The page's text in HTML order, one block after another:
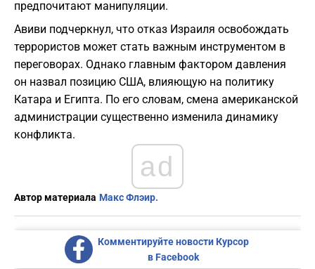
предпочитают манипуляции.
Авиви подчеркнул, что отказ Израиля освобождать
террористов может стать важным инструментом в
переговорах. Однако главным фактором давления
он назвал позицию США, влияющую на политику
Катара и Египта. По его словам, смена американской
администрации существенно изменила динамику
конфликта.
ad
Автор материала Макс Флэир.
Комментируйте новости Курсор
в Facebook